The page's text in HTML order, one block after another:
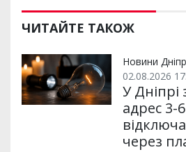
и
р
и
и
e
b
o
k
t
t
e
i
l
e
m p
ЧИТАЙТЕ ТАКОЖ
Новини
02.08.2026
У
адрес 3-
через